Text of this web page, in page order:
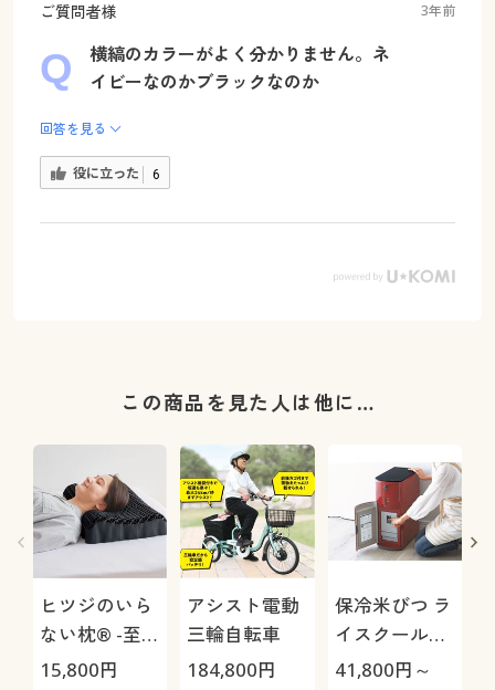
ご質問者様 3年前
横縞のカラーがよく分かりません。ネ
イビーなのかブラックなのか
回答を見る
役に立った 6
この商品を見た人は他に…
ヒツジのいら
ない枕® -至
極-
15,800円
アシスト電動
三輪自転車
184,800円
保冷米びつ ラ
イスクール
HRC-
41,800円～